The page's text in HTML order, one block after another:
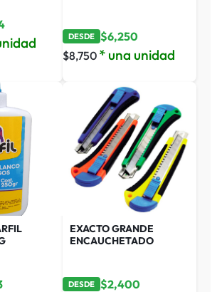
DESDE $6,250
$8,750 * una unidad
EXACTO GRANDE
ENCAUCHETADO
DESDE $2,400